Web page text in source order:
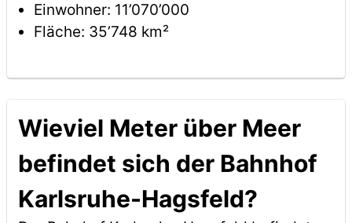
Einwohner: 11’070’000
Fläche: 35’748 km²
Wieviel Meter über Meer
befindet sich der Bahnhof
Karlsruhe-Hagsfeld?